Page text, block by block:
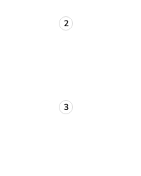
e
l